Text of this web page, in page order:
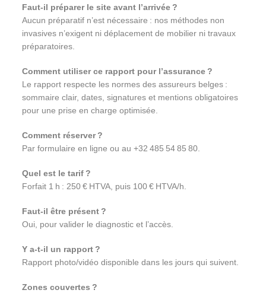
Faut‑il préparer le site avant l’arrivée ?
Aucun préparatif n’est nécessaire : nos méthodes non
invasives n’exigent ni déplacement de mobilier ni travaux
préparatoires.
Comment utiliser ce rapport pour l’assurance ?
Le rapport respecte les normes des assureurs belges :
sommaire clair, dates, signatures et mentions obligatoires
pour une prise en charge optimisée.
Comment réserver ?
Par formulaire en ligne ou au +32 485 54 85 80.
Quel est le tarif ?
Forfait 1 h : 250 € HTVA, puis 100 € HTVA/h.
Faut‑il être présent ?
Oui, pour valider le diagnostic et l’accès.
Y a‑t‑il un rapport ?
Rapport photo/vidéo disponible dans les jours qui suivent.
Zones couvertes ?